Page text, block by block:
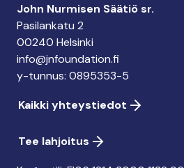
John Nurmisen Säätiö sr.
Pasilankatu 2
00240 Helsinki
info@jnfoundation.fi
y-tunnus: 0895353-5
Kaikki yhteystiedot
Tee lahjoitus